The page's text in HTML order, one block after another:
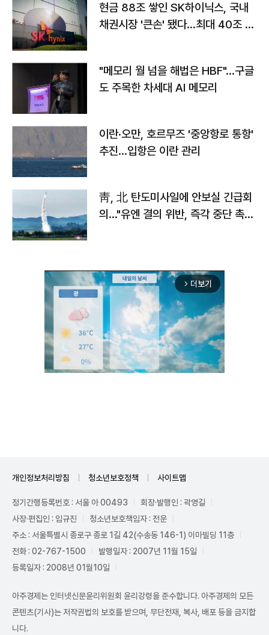
현금 88조 쌓인 SK하이닉스, 국내
채권시장 '큰손' 됐다…최대 40조 투
"메모리 월 넘을 해법은 HBF"…구글
도 주목한 차세대 AI 메모리
이란·오만, 호르무즈 '중앙항로 통항'
추진…입항은 이란 관리
靑, 北 탄도미사일에 안보실 긴급회
의…"유엔 결의 위반, 즉각 중단 촉
arrow_forward_ios 더보기
개인정보처리방침 청소년보호정책 사이트맵
정기간행등록번호 : 서울 아 00493
회장·발행인 : 곽영길
사장·편집인 : 임규진
청소년보호책임자 : 전운
주소 : 서울특별시 종로구 종로 1길 42(수송동 146-1) 이마빌딩 11층
전화 : 02-767-1500
발행일자 : 2007년 11월 15일
등록일자 : 2008년 01월10일
아주경제는 인터넷신문윤리위원회 윤리강령을 준수합니다. 아주경제의 모든
콘텐츠(기사)는 저작권법의 보호를 받으며, 무단전재, 복사, 배포 등을 금지합
니다.